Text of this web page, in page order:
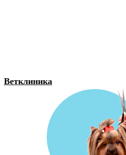
Ветклиника